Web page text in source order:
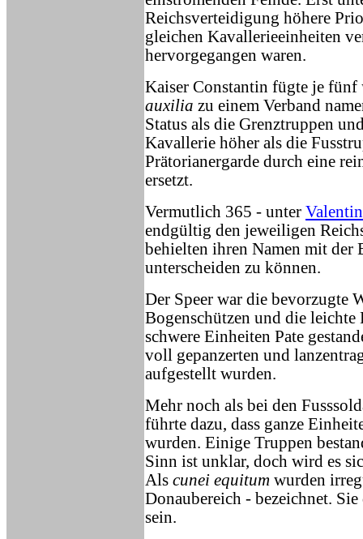
Reichsverteidigung höhere
gleichen Kavallerieeinheiten
hervorgegangen waren.
Kaiser Constantin fügte je fünf
auxilia zu einem Verband
Status als die Grenztruppen
Kavallerie höher als die
Prätorianergarde durch eine
ersetzt.
Vermutlich 365 - unter
endgültig den jeweiligen
behielten ihren Namen mit der
unterscheiden zu können.
Der Speer war die bevorzugte
Bogenschützen und die
schwere Einheiten Pate
voll gepanzerten und
aufgestellt wurden.
Mehr noch als bei den
führte dazu, dass ganze
wurden. Einige Truppen
Sinn ist unklar, doch wird es
Als cunei equitum wurden
Donaubereich - bezeichnet.
sein.